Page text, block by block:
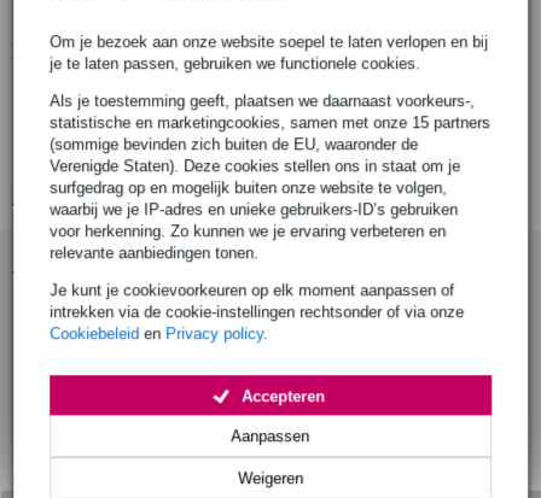
Om je bezoek aan onze website soepel te laten verlopen en bij
je te laten passen, gebruiken we functionele cookies.
Als je toestemming geeft, plaatsen we daarnaast voorkeurs-,
statistische en marketingcookies, samen met onze 15 partners
(sommige bevinden zich buiten de EU, waaronder de
Verenigde Staten). Deze cookies stellen ons in staat om je
surfgedrag op en mogelijk buiten onze website te volgen,
waarbij we je IP-adres en unieke gebruikers-ID’s gebruiken
voor herkenning. Zo kunnen we je ervaring verbeteren en
relevante aanbiedingen tonen.
Je kunt je cookievoorkeuren op elk moment aanpassen of
intrekken via de cookie-instellingen rechtsonder of via onze
Cookiebeleid en Privacy policy.
Weigeren
Aanpassen
Accepteren
Productinformatie
rms-vermogen: 0.5 W
piekvermogen: 1 W
nominale impedantie: 8 Ohm
Bekijk alle productspecificaties
Accessoires (7)